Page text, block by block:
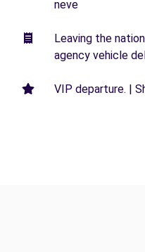
neve
Leaving the
agency vehicle
VIP departure. |